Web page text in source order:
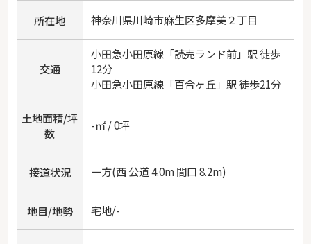
所在地 神奈川県川崎市麻生区多摩美２丁目
交通
小田急小田原線「読売ランド前」駅 徒歩
12分
小田急小田原線「百合ヶ丘 」駅 徒歩21分
土地面積/坪
数
-㎡ / 0坪
接道状況 一方(西 公道 4.0m 間口 8.2m)
地目/地勢 宅地/-